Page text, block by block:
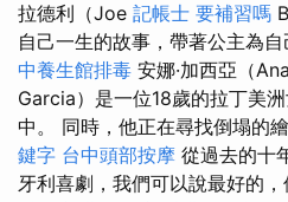
拉德利（Joe 記帳士 要補習嗎
自己一生的故事，帶著公主為
中養生館排毒 安娜·加西亞（Ana
Garcia）是一位18歲的拉丁美
中。 同時，他正在尋找倒塌的
鍵字 台中頭部按摩 從過去的十
牙利喜劇，我們可以說最好的